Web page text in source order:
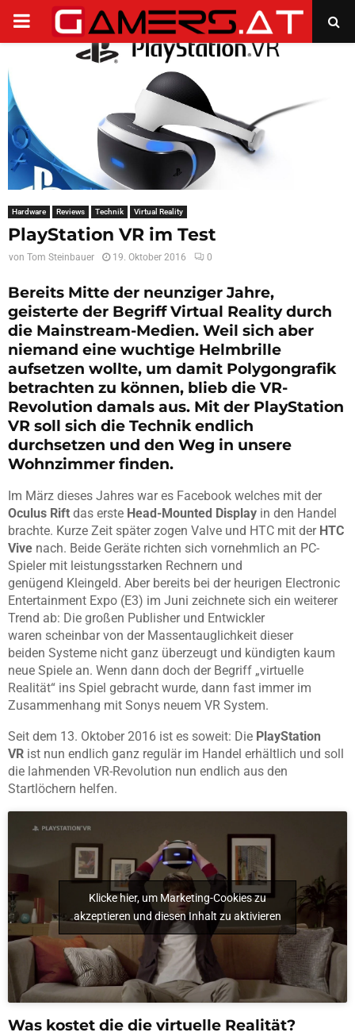
PRIMARY
Hardware Reviews Technik Virtual Reality
PlayStation VR im Test
von Tom Steinbauer 19. Oktober 2016 0
Bereits Mitte der neunziger Jahre,
geisterte der Begriff Virtual Reality durch
die Mainstream-Medien. Weil sich aber
niemand eine wuchtige Helmbrille
aufsetzen wollte, um damit Polygongrafik
betrachten zu können, blieb die VR-
Revolution damals aus. Mit der PlayStation
VR soll sich die Technik endlich
durchsetzen und den Weg in unsere
Wohnzimmer finden.
Im März dieses Jahres war es Facebook welches mit der
Oculus Rift das erste Head-Mounted Display in den Handel
brachte. Kurze Zeit später zogen Valve und HTC mit der HTC
Vive nach. Beide Geräte richten sich vornehmlich an PC-
Spieler mit leistungsstarken Rechnern und
genügend Kleingeld. Aber bereits bei der heurigen Electronic
Entertainment Expo (E3) im Juni zeichnete sich ein weiterer
Trend ab: Die großen Publisher und Entwickler
waren scheinbar von der Massentauglichkeit dieser
beiden Systeme nicht ganz überzeugt und kündigten kaum
neue Spiele an. Wenn dann doch der Begriff „virtuelle
Realität“ ins Spiel gebracht wurde, dann fast immer im
Zusammenhang mit Sonys neuem VR System.
Seit dem 13. Oktober 2016 ist es soweit: Die PlayStation
VR ist nun endlich ganz regulär im Handel erhältlich und soll
die lahmenden VR-Revolution nun endlich aus den
Startlöchern helfen.
Klicke hier, um Marketing-Cookies zu
akzeptieren und diesen Inhalt zu aktivieren
Was kostet die die virtuelle Realität?